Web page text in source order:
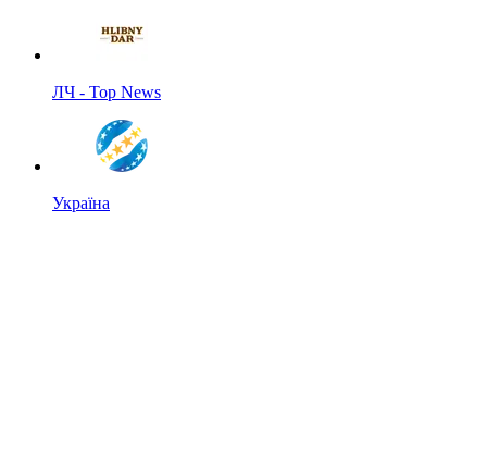
ЛЧ - Top News
Україна